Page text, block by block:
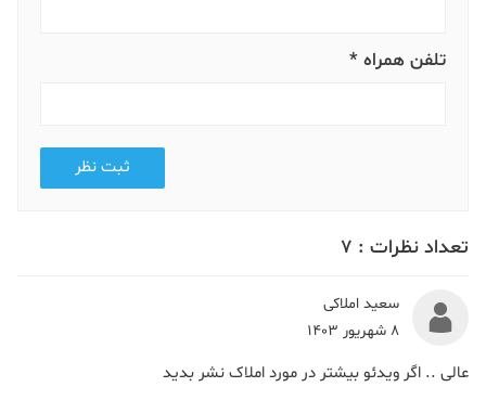
تلفن همراه *
ثبت نظر
تعداد نظرات : 7
سعید املاکی
8 شهریور 1403
عالی .. اگر ویدئو بیشتر در مورد املاک نشر بدید